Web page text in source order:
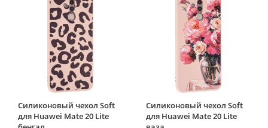
Силиконовый чехол Soft
для Huawei Mate 20 Lite
Силиконовый чехол Soft
для Huawei Mate 20 Lite